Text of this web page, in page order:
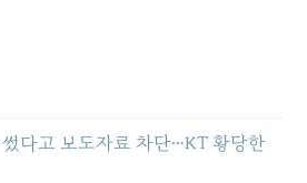
다고 보도자료 차단…KT 황당한